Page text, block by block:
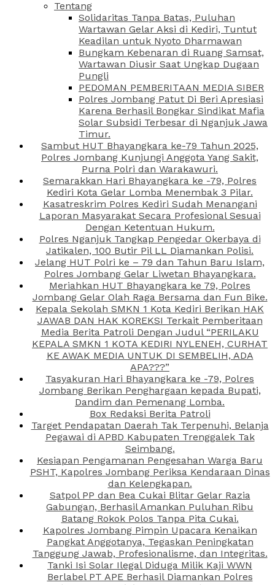
Tentang
Solidaritas Tanpa Batas, Puluhan
Wartawan Gelar Aksi di Kediri, Tuntut
Keadilan untuk Nyoto Dharmawan
Bungkam Kebenaran di Ruang Samsat,
Wartawan Diusir Saat Ungkap Dugaan
Pungli
PEDOMAN PEMBERITAAN MEDIA SIBER
Polres Jombang Patut Di Beri Apresiasi
Karena Berhasil Bongkar Sindikat Mafia
Solar Subsidi Terbesar di Nganjuk Jawa
Timur.
Sambut HUT Bhayangkara ke-79 Tahun 2025,
Polres Jombang Kunjungi Anggota Yang Sakit,
Purna Polri dan Warakawuri.
Semarakkan Hari Bhayangkara ke -79, Polres
Kediri Kota Gelar Lomba Menembak 3 Pilar.
Kasatreskrim Polres Kediri Sudah Menangani
Laporan Masyarakat Secara Profesional Sesuai
Dengan Ketentuan Hukum.
Polres Nganjuk Tangkap Pengedar Okerbaya di
Jatikalen, 100 Butir Pil LL Diamankan Polisi.
Jelang HUT Polri ke – 79 dan Tahun Baru Islam,
Polres Jombang Gelar Liwetan Bhayangkara.
Meriahkan HUT Bhayangkara ke 79, Polres
Jombang Gelar Olah Raga Bersama dan Fun Bike.
Kepala Sekolah SMKN 1 Kota Kediri Berikan HAK
JAWAB DAN HAK KOREKSI Terkait Pemberitaan
Media Berita Patroli Dengan Judul “PERILAKU
KEPALA SMKN 1 KOTA KEDIRI NYLENEH, CURHAT
KE AWAK MEDIA UNTUK DI SEMBELIH, ADA
APA???”
Tasyakuran Hari Bhayangkara ke -79, Polres
Jombang Berikan Penghargaan kepada Bupati,
Dandim dan Pemenang Lomba.
Box Redaksi Berita Patroli
Target Pendapatan Daerah Tak Terpenuhi, Belanja
Pegawai di APBD Kabupaten Trenggalek Tak
Seimbang.
Kesiapan Pengamanan Pengesahan Warga Baru
PSHT, Kapolres Jombang Periksa Kendaraan Dinas
dan Kelengkapan.
Satpol PP dan Bea Cukai Blitar Gelar Razia
Gabungan, Berhasil Amankan Puluhan Ribu
Batang Rokok Polos Tanpa Pita Cukai.
Kapolres Jombang Pimpin Upacara Kenaikan
Pangkat Anggotanya, Tegaskan Peningkatan
Tanggung Jawab, Profesionalisme, dan Integritas.
Tanki Isi Solar Ilegal Diduga Milik Kaji WWN
Berlabel PT APE Berhasil Diamankan Polres